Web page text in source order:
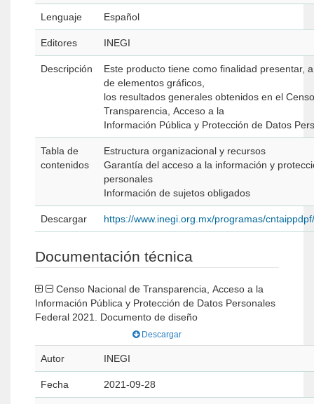
Lenguaje Español
Editores INEGI
Descripción
Este producto tiene como finalidad presentar,
de elementos gráficos,
los resultados generales obtenidos en el
Transparencia, Acceso a la
Información Pública y Protección de Datos
Tabla de
contenidos
Estructura organizacional y recursos
Garantía del acceso a la información y
personales
Información de sujetos obligados
Descargar https://www.inegi.org.mx/programas/
Documentación técnica
Información Pública y Protección de Datos Personales
Federal 2021. Documento de diseño
Descargar
Autor INEGI
Fecha 2021-09-28